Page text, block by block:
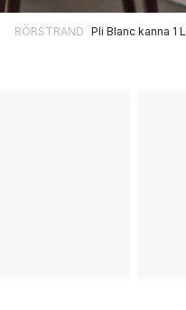
RÖRSTRAND Pli Blanc kanna 1 L